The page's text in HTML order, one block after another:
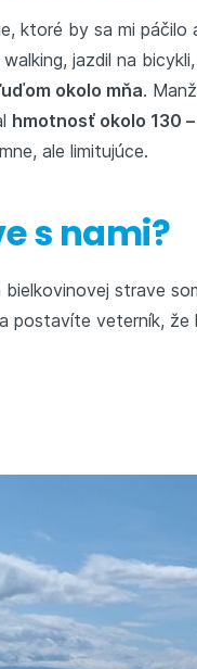
ktoré by sa mi páčilo
jazdil na
okolo mňa.
hmotnosť okolo 130
ale limitujúce.
s nami?
strave
postavíte veterník,